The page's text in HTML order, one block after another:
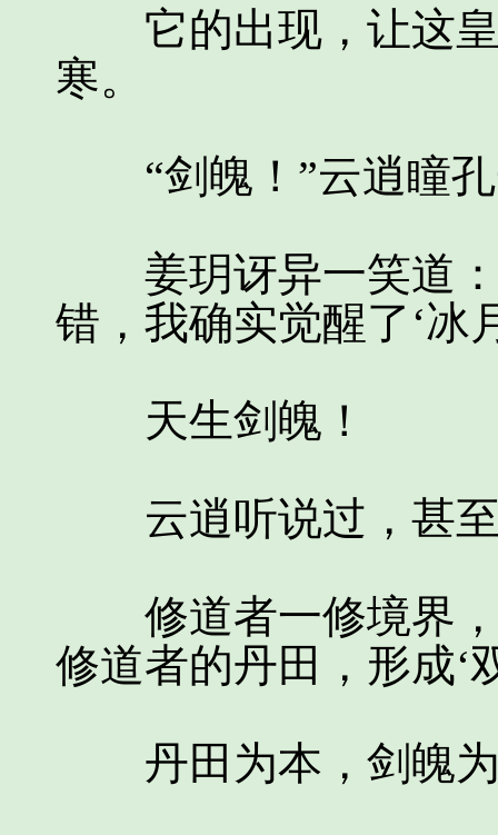
它的出现，让这皇
寒。
“剑魄！”云逍瞳孔
姜玥讶异一笑道：
错，我确实觉醒了‘冰
天生剑魄！
云逍听说过，甚至
修道者一修境界，
修道者的丹田，形成‘
丹田为本，剑魄